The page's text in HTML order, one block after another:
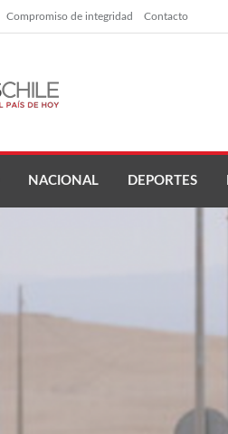
Compromiso de integridad Contacto
NACIONAL DEPORTES